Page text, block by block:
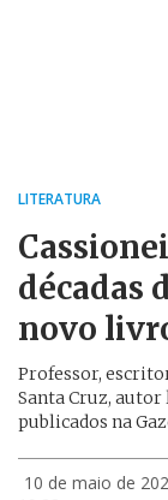
LITERATURA
décadas
novo
Professor,
Santa Cruz,
publicados na
10 de maio de